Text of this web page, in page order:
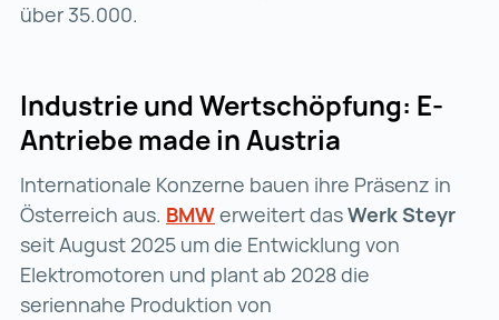
über 35.000.
Industrie und Wertschöpfung: E-
Antriebe made in Austria
Internationale Konzerne bauen ihre Präsenz in
Österreich aus. BMWBMW (wird in einer neuen
erweitert dasWerk Steyr
seit August 2025 um die Entwicklung von
Elektromotoren und plant ab 2028 die
seriennahe Produktion von